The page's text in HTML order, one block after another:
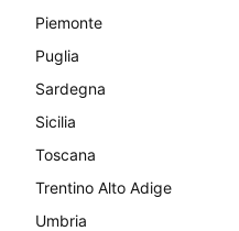
Piemonte
Puglia
Sardegna
Sicilia
Toscana
Trentino Alto Adige
Umbria